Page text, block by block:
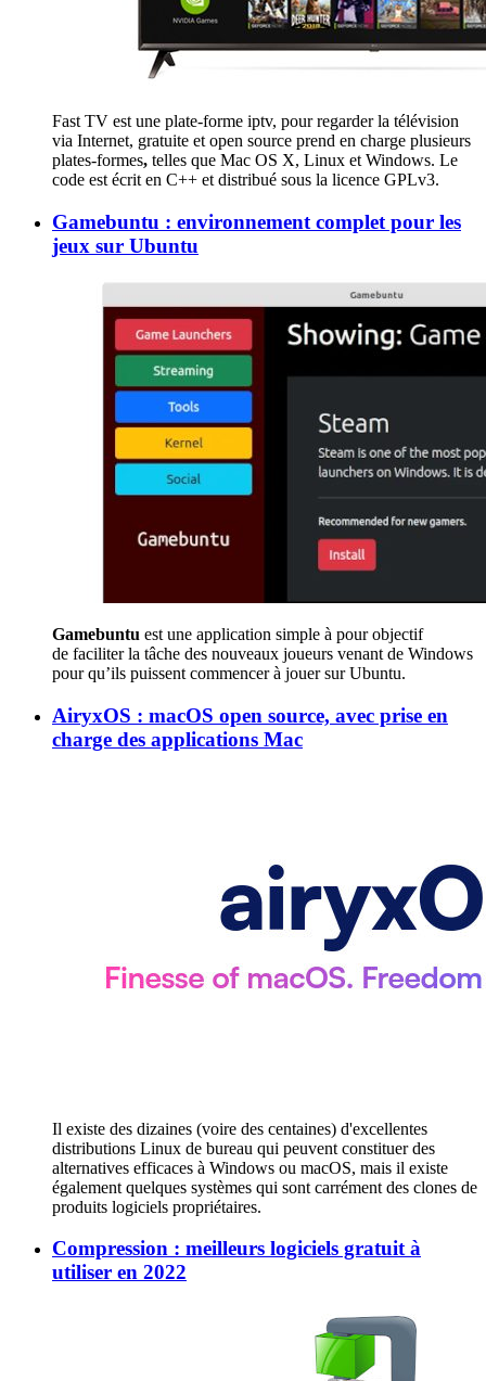
Fast TV est une plate-forme iptv, pour regarder la télévision
via Internet, gratuite et open source prend en charge plusieurs
plates-formes, telles que Mac OS X, Linux et Windows. Le
code est écrit en C++ et distribué sous la licence GPLv3.
Gamebuntu : environnement complet pour les
jeux sur Ubuntu
Gamebuntu est une application simple à pour objectif
de faciliter la tâche des nouveaux joueurs venant de Windows
pour qu’ils puissent commencer à jouer sur Ubuntu.
AiryxOS : macOS open source, avec prise en
charge des applications Mac
Il existe des dizaines (voire des centaines) d'excellentes
distributions Linux de bureau qui peuvent constituer des
alternatives efficaces à Windows ou macOS, mais il existe
également quelques systèmes qui sont carrément des clones de
produits logiciels propriétaires.
Compression : meilleurs logiciels gratuit à
utiliser en 2022